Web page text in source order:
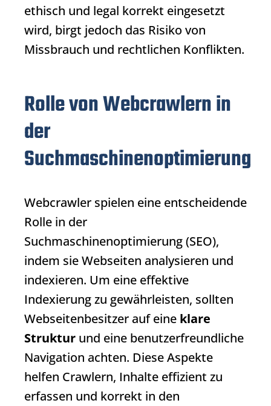
ethisch und legal korrekt eingesetzt
wird, birgt jedoch das Risiko von
Missbrauch und rechtlichen Konflikten.
Rolle von Webcrawlern in
der
Suchmaschinenoptimierung
Webcrawler spielen eine entscheidende
Rolle in der
Suchmaschinenoptimierung (SEO),
indem sie Webseiten analysieren und
indexieren. Um eine effektive
Indexierung zu gewährleisten, sollten
Webseitenbesitzer auf eine klare
Struktur und eine benutzerfreundliche
Navigation achten. Diese Aspekte
helfen Crawlern, Inhalte effizient zu
erfassen und korrekt in den